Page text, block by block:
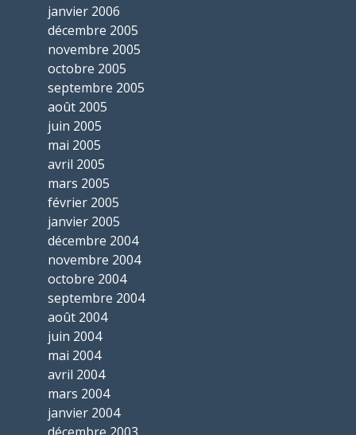
janvier 2006
décembre 2005
novembre 2005
octobre 2005
septembre 2005
août 2005
juin 2005
mai 2005
avril 2005
mars 2005
février 2005
janvier 2005
décembre 2004
novembre 2004
octobre 2004
septembre 2004
août 2004
juin 2004
mai 2004
avril 2004
mars 2004
janvier 2004